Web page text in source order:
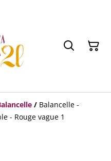
/ Balancelle -
- Rouge vague 1